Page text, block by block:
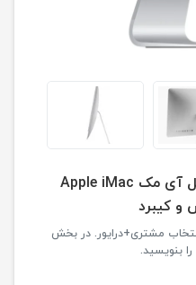
آل این وان 27 اینچ اسلیم اپل آی مک Apple iMac
ویندوز (7، 8، 10 و 11) به انتخاب مشتری+درایور. در بخش
بنویسید.